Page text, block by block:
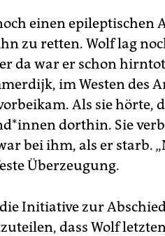
einen epileptischen
zu retten. Wolf lag
da war er schon
im Westen des
Als sie hörte,
dorthin. Sie
bei ihm, als er starb.
Überzeugung.
Initiative zur
dass Wolf